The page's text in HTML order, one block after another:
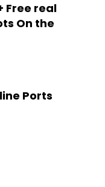
Free real
On the
Ports